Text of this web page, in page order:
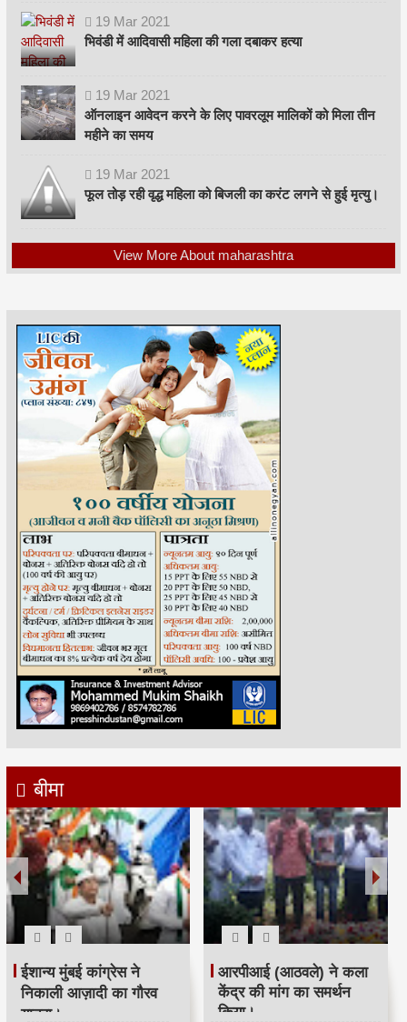
19 Mar 2021
भिवंडी में आदिवासी महिला की गला दबाकर हत्या
19 Mar 2021
ऑनलाइन आवेदन करने के लिए पावरलूम मालिकों को मिला तीन
महीने का समय
19 Mar 2021
फूल तोड़ रही वृद्ध महिला को बिजली का करंट लगने से हुई मृत्यु।
View More About maharashtra
बीमा
रमजान पर दिया एकता-
भाईचारे का संदेश:कांग्रेस ने
आयोजित किया रोजा इफ्तार
श्री सिद्धिविनायक मंदिर
ट्रस्ट ने सचिन तेंदुलकर का
सम्मान किया।